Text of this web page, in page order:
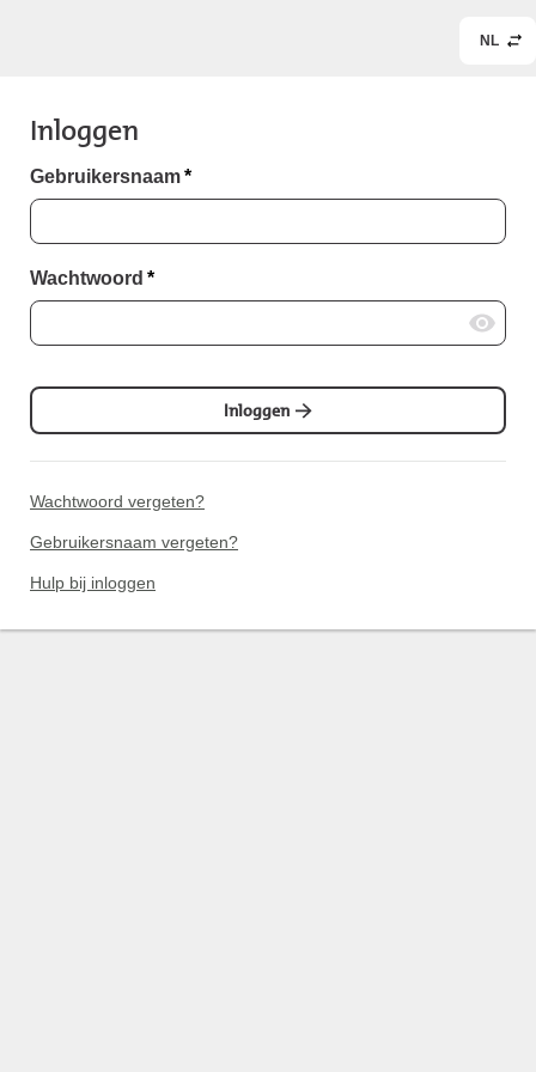
NL
Inloggen
Gebruikersnaam*
Wachtwoord *
Inloggen
Wachtwoord vergeten?
Gebruikersnaam vergeten?
Hulp bij inloggen